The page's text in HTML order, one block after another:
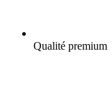
Qualité premium